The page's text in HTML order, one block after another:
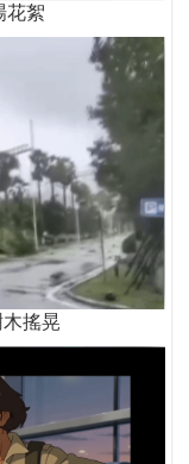
花絮
搖晃